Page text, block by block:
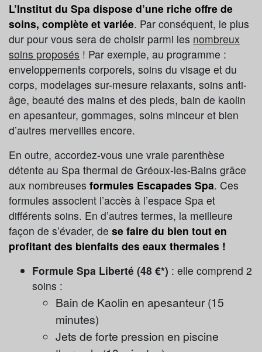
L’Institut du Spa dispose d’une riche offre de
soins, complète et variée. Par conséquent, le plus
dur pour vous sera de choisir parmi les nombreux
soins proposés ! Par exemple, au programme :
enveloppements corporels, soins du visage et du
corps, modelages sur-mesure relaxants, soins anti-
âge, beauté des mains et des pieds, bain de kaolin
en apesanteur, gommages, soins minceur et bien
d’autres merveilles encore.
En outre, accordez-vous une vraie parenthèse
détente au Spa thermal de Gréoux-les-Bains grâce
aux nombreuses formules Escapades Spa. Ces
formules associent l’accès à l’espace Spa et
différents soins. En d’autres termes, la meilleure
façon de s’évader, de se faire du bien tout en
profitant des bienfaits des eaux thermales !
Formule Spa Liberté (48 €*) : elle comprend 2
soins :
Bain de Kaolin en apesanteur (15
minutes)
Jets de forte pression en piscine